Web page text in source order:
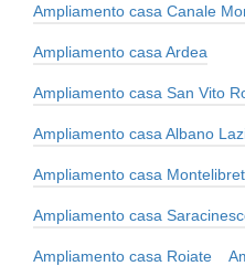
Ampliamento casa Canale
Ampliamento casa Ardea
Ampliamento casa San Vito
Ampliamento casa Albano
Ampliamento casa
Ampliamento casa
Ampliamento casa Roiate